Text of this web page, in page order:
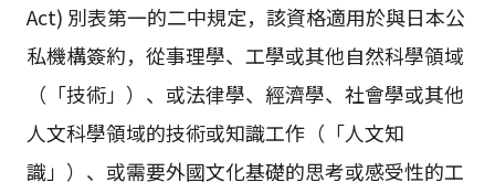
Act) 別表第一的二中規定，該資格適用於與日本公
私機構簽約，從事理學、工學或其他自然科學領域
（「技術」）、或法律學、經濟學、社會學或其他
人文科學領域的技術或知識工作（「人文知
識」）、或需要外國文化基礎的思考或感受性的工